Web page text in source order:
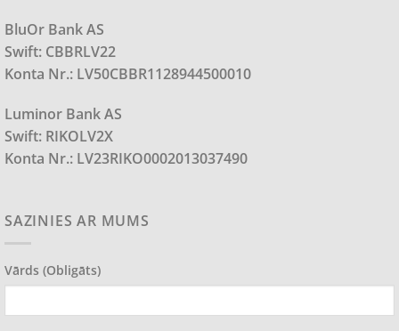
BluOr Bank AS
Swift: CBBRLV22
Konta Nr.: LV50CBBR1128944500010
Luminor Bank AS
Swift: RIKOLV2X
Konta Nr.: LV23RIKO0002013037490
SAZINIES AR MUMS
Vārds (obligāts)